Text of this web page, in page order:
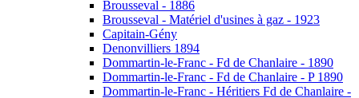
Brousseval - 1886
Brousseval - Matériel d'usines à gaz - 1923
Capitain-Gény
Denonvilliers 1894
Dommartin-le-Franc - Fd de Chanlaire - 1890
Dommartin-le-Franc - Fd de Chanlaire - P 1890
Dommartin-le-Franc - Héritiers Fd de Chanlaire -